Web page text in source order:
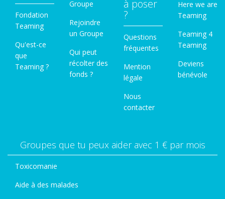
Fondation
Teaming
Qu'est-ce
que
Teaming ?
Groupe
Rejoindre
un Groupe
Qui peut
récolter des
fonds ?
à poser
?
Questions
fréquentes
Mention
légale
Nous
contacter
Here we are
Teaming
Teaming 4
Teaming
Deviens
bénévole
Groupes que tu peux aider avec 1 € par mois
Toxicomanie
Aide à des malades